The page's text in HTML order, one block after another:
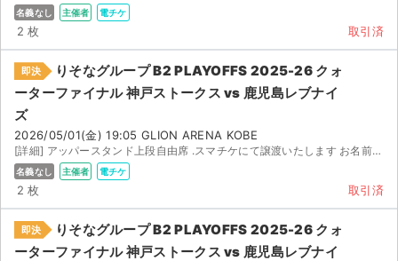
名義なし 主催者 電チケ
2 枚 取引済
即決
りそなグループ B2 PLAYOFFS 2025-26 クォ
ーターファイナル 神戸ストークス vs 鹿児島レブナイ
ズ
2026/05/01(金) 19:05 GLION ARENA KOBE
[詳細] アッパースタンド上段自由席 .スマチケにて譲渡いたします お名前フルネームと、メールアドレス...
名義なし 主催者 電チケ
2 枚 取引済
即決
りそなグループ B2 PLAYOFFS 2025-26 クォ
ーターファイナル 神戸ストークス vs 鹿児島レブナイ